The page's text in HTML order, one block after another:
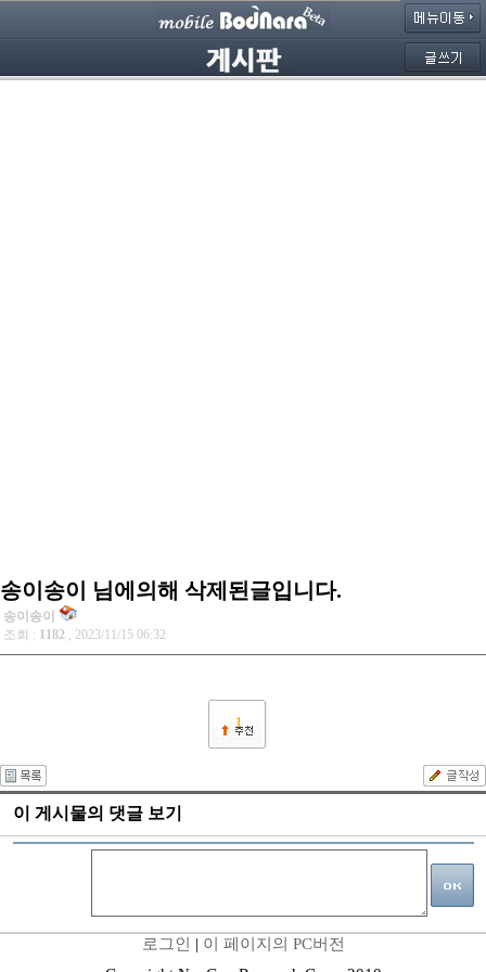
송이송이 님에의해 삭제된글입니다.
송이송이
조회 : 1182 , 2023/11/15 06:32
1
이 게시물의 댓글 보기
로그인 | 이 페이지의 PC버전